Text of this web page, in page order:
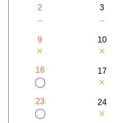
2
－
3
－
9
×
10
×
16
〇
17
×
23
〇
24
×